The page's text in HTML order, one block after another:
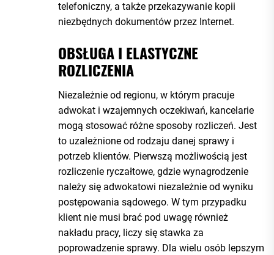
telefoniczny, a także przekazywanie kopii
niezbędnych dokumentów przez Internet.
OBSŁUGA I ELASTYCZNE
ROZLICZENIA
Niezależnie od regionu, w którym pracuje
adwokat i wzajemnych oczekiwań, kancelarie
mogą stosować różne sposoby rozliczeń. Jest
to uzależnione od rodzaju danej sprawy i
potrzeb klientów. Pierwszą możliwością jest
rozliczenie ryczałtowe, gdzie wynagrodzenie
należy się adwokatowi niezależnie od wyniku
postępowania sądowego. W tym przypadku
klient nie musi brać pod uwagę również
nakładu pracy, liczy się stawka za
poprowadzenie sprawy. Dla wielu osób lepszym